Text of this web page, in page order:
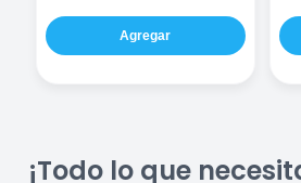
Agregar
¡Todo lo que